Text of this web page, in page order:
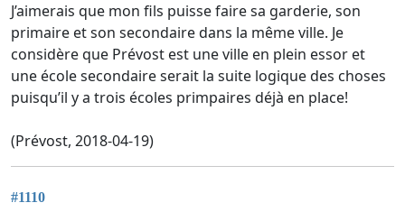
J’aimerais que mon fils puisse faire sa garderie, son
primaire et son secondaire dans la même ville. Je
considère que Prévost est une ville en plein essor et
une école secondaire serait la suite logique des choses
puisqu’il y a trois écoles primpaires déjà en place!
(Prévost, 2018-04-19)
#1110